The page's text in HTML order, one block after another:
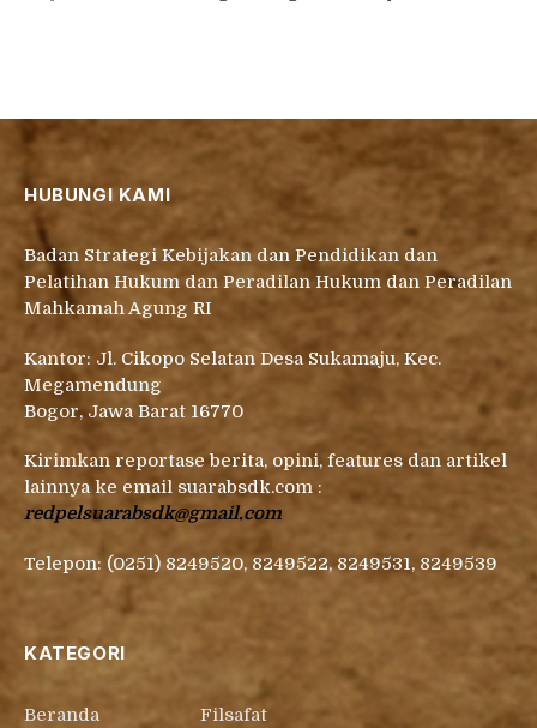
HUBUNGI KAMI
Badan Strategi Kebijakan dan Pendidikan dan
Pelatihan Hukum dan Peradilan Hukum dan Peradilan
Mahkamah Agung RI
Kantor: Jl. Cikopo Selatan Desa Sukamaju, Kec.
Megamendung
Bogor, Jawa Barat 16770
Kirimkan reportase berita, opini, features dan artikel
lainnya ke email suarabsdk.com :
redpelsuarabsdk@gmail.com
Telepon: (0251) 8249520, 8249522, 8249531, 8249539
KATEGORI
Beranda
Filsafat